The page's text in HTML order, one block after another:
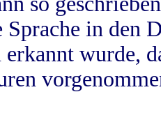
Sprache in
erkannt wurde,